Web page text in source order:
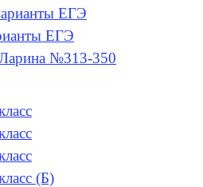
ЕГЭ
ЕГЭ
№313-350
(Б)